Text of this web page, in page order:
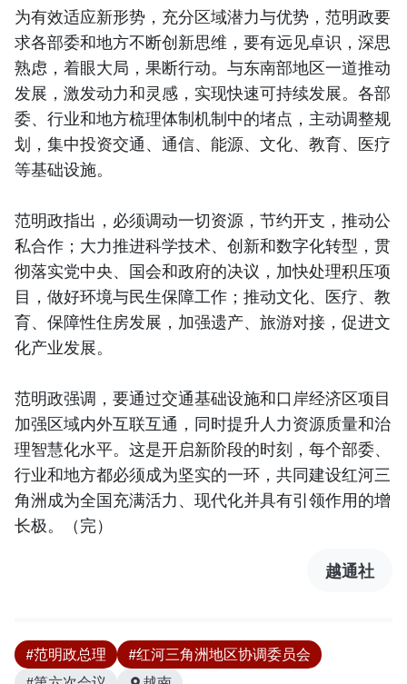
为有效适应新形势，充分区域潜力与优势，范明政要
求各部委和地方不断创新思维，要有远见卓识，深思
熟虑，着眼大局，果断行动。与东南部地区一道推动
发展，激发动力和灵感，实现快速可持续发展。各部
委、行业和地方梳理体制机制中的堵点，主动调整规
划，集中投资交通、通信、能源、文化、教育、医疗
等基础设施。
范明政指出，必须调动一切资源，节约开支，推动公
私合作；大力推进科学技术、创新和数字化转型，贯
彻落实党中央、国会和政府的决议，加快处理积压项
目，做好环境与民生保障工作；推动文化、医疗、教
育、保障性住房发展，加强遗产、旅游对接，促进文
化产业发展。
范明政强调，要通过交通基础设施和口岸经济区项目
加强区域内外互联互通，同时提升人力资源质量和治
理智慧化水平。这是开启新阶段的时刻，每个部委、
行业和地方都必须成为坚实的一环，共同建设红河三
角洲成为全国充满活力、现代化并具有引领作用的增
长极。（完）
越通社
#范明政总理
#红河三角洲地区协调委员会